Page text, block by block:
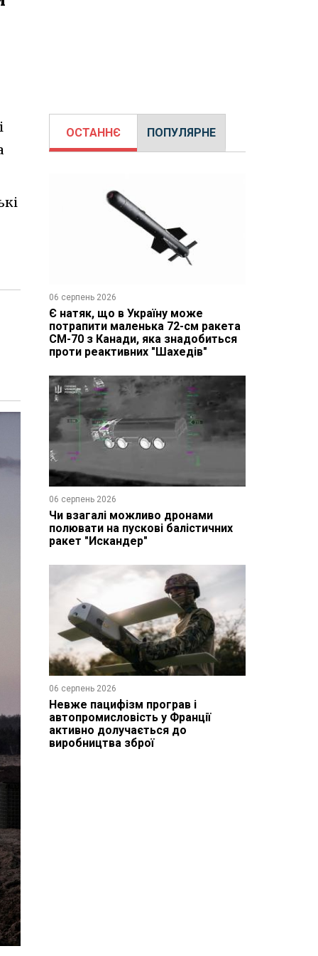
ОСТАННЄ ПОПУЛЯРНЕ
06 серпень 2026
Є натяк, що в Україну може
потрапити маленька 72-см ракета
CM-70 з Канади, яка знадобиться
проти реактивних "Шахедів"
06 серпень 2026
Чи взагалі можливо дронами
полювати на пускові балістичних
ракет "Искандер"
06 серпень 2026
Невже пацифізм програв і
автопромисловість у Франції
активно долучається до
виробництва зброї